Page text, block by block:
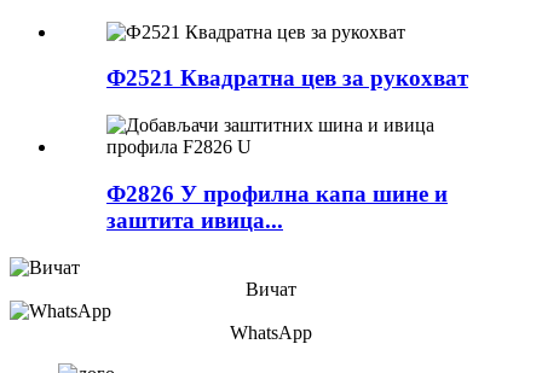
Ф2521 Квадратна цев за рукохват
Ф2826 У профилна капа шине и
заштита ивица...
Вичат
WhatsApp